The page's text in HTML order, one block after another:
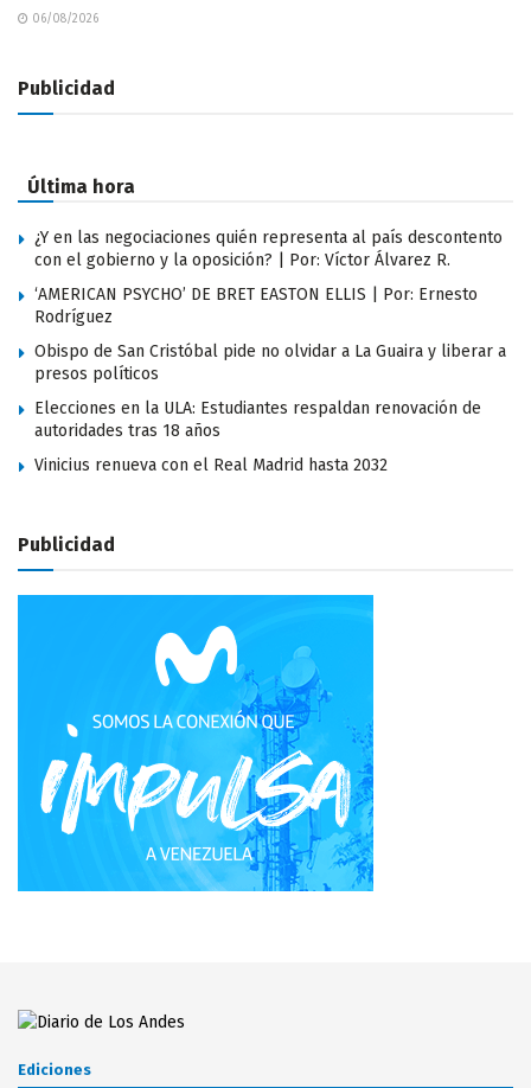
06/08/2026
Publicidad
Última hora
¿Y en las negociaciones quién representa al país descontento
con el gobierno y la oposición? | Por: Víctor Álvarez R.
‘AMERICAN PSYCHO’ DE BRET EASTON ELLIS | Por: Ernesto
Rodríguez
Obispo de San Cristóbal pide no olvidar a La Guaira y liberar a
presos políticos
Elecciones en la ULA: Estudiantes respaldan renovación de
autoridades tras 18 años
Vinicius renueva con el Real Madrid hasta 2032
Publicidad
Ediciones